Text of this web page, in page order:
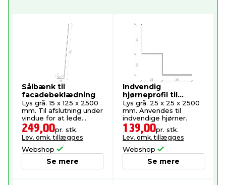
Sålbænk til
facadebeklædning
Lys grå. 15 x 125 x 2500
mm. Til afslutning under
vindue for at lede
vandet væk.
249,00pr. stk.
Lev. omk. tillægges
Webshop
Se mere
Indvendig
hjørneprofil til
facadebeklædning
Lys grå. 25 x 25 x 2500
mm. Anvendes til
indvendige hjørner.
139,00pr. stk.
Lev. omk. tillægges
Webshop
Se mere